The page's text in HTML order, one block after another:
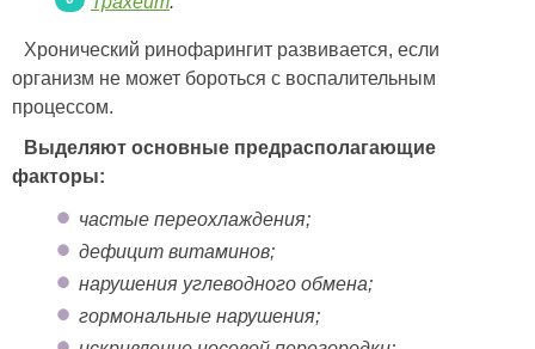
Хронический ринофарингит развивается, если
организм не может бороться с воспалительным
процессом.
Выделяют основные предрасполагающие
факторы:
частые переохлаждения;
дефицит витаминов;
нарушения углеводного обмена;
гормональные нарушения;